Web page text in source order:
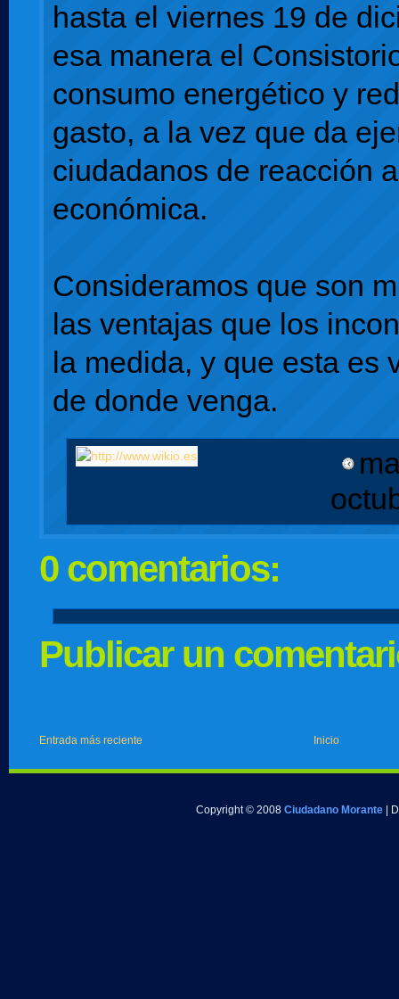
hasta el viernes 19 de
esa manera el
consumo energético y
gasto, a la vez que da
ciudadanos de reacción
económica.
Consideramos que son
las ventajas que los
la medida, y que esta es
de donde venga.
0 comentarios:
Publicar un
Entrada más reciente Inicio
Copyright © 2008 Ciudadano Morante |